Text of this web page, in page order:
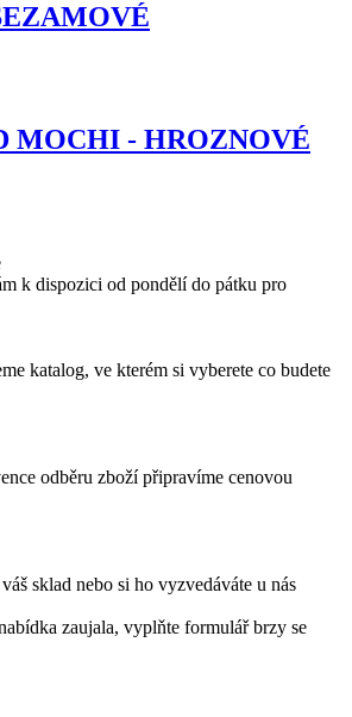
MOCHI - HROZNOVÉ
k dispozici od pondělí do pátku pro
katalog, ve kterém si vyberete co budete
odběru zboží připravíme cenovou
sklad nebo si ho vyzvedáváte u nás
zaujala, vyplňte formulář brzy se